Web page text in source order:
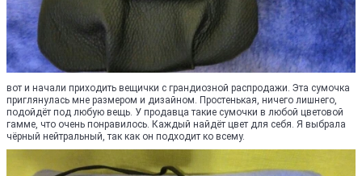
вот и начали приходить вещички с грандиозной распродажи. Эта сумочка
приглянулась мне размером и дизайном. Простенькая, ничего лишнего,
подойдёт под любую вещь. У продавца такие сумочки в любой цветовой
гамме, что очень понравилось. Каждый найдёт цвет для себя. Я выбрала
чёрный нейтральный, так как он подходит ко всему.